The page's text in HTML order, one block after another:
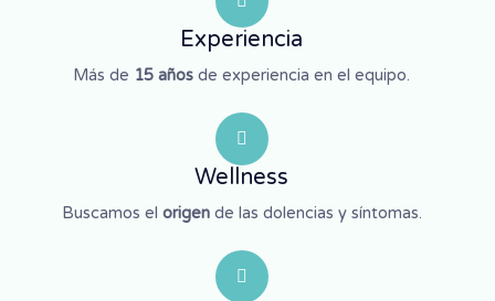
Experiencia
Más de 15 años de experiencia en el equipo.
Wellness
Buscamos el origende las dolencias y síntomas.